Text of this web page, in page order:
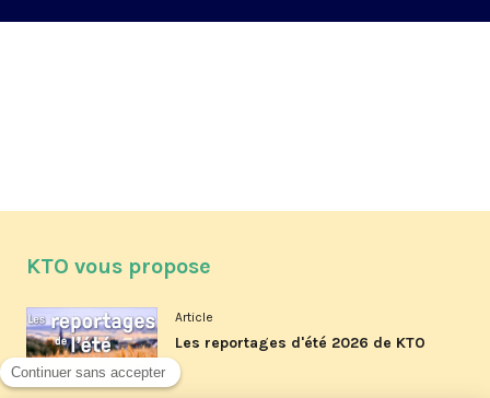
KTO vous propose
Article
Les reportages d'été 2026 de KTO